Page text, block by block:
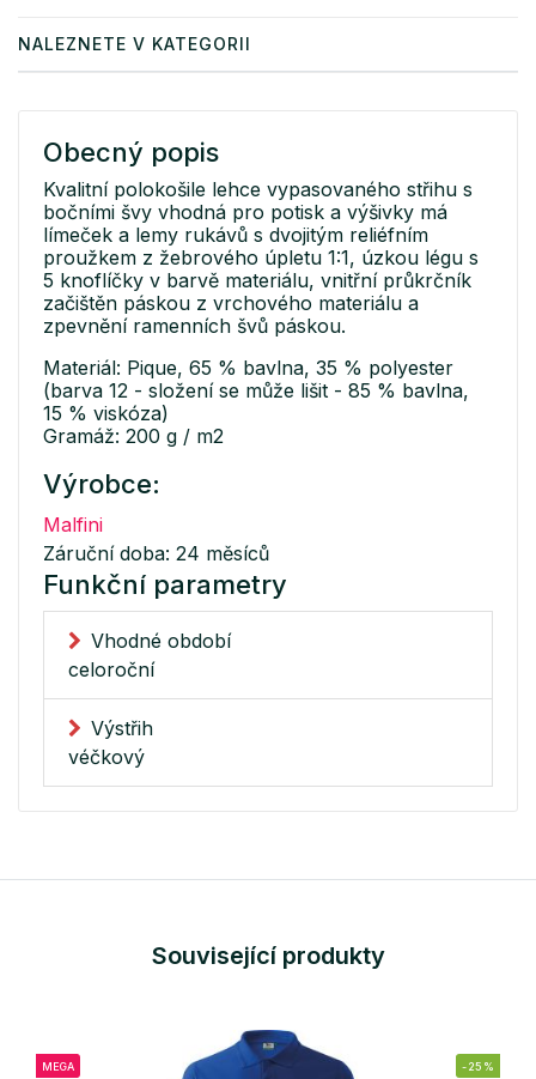
NALEZNETE V KATEGORII
Obecný popis
Kvalitní polokošile lehce vypasovaného střihu s
bočními švy vhodná pro potisk a výšivky má
límeček a lemy rukávů s dvojitým reliéfním
proužkem z žebrového úpletu 1:1, úzkou légu s
5 knoflíčky v barvě materiálu, vnitřní průkrčník
začištěn páskou z vrchového materiálu a
zpevnění ramenních švů páskou.
Materiál: Pique, 65 % bavlna, 35 % polyester
(barva 12 - složení se může lišit - 85 % bavlna,
15 % viskóza)
Gramáž: 200 g / m2
Výrobce:
Malfini
Záruční doba: 24 měsíců
Funkční parametry
Vhodné období
celoroční
Výstřih
véčkový
Související produkty
MEGA -25%